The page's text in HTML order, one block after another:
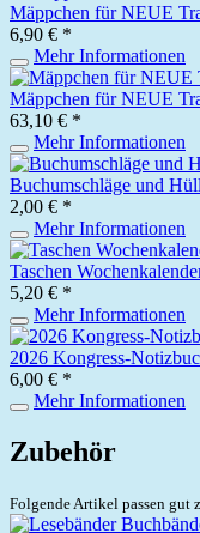
Mäppchen für NEUE
6,90 € *
Mehr Informationen
Mäppchen für NEUE
63,10 € *
Mehr Informationen
Buchumschläge und
2,00 € *
Mehr Informationen
Taschen
5,20 € *
Mehr Informationen
2026 Kongress-
6,00 € *
Mehr Informationen
Zubehör
Folgende Artikel passen gut